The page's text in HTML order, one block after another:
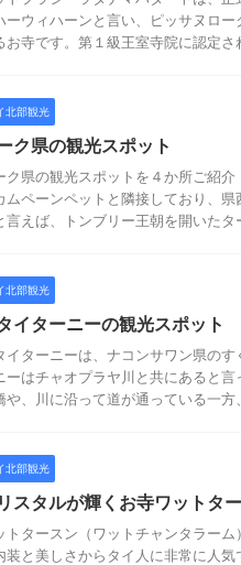
ーウィハーンと言い、ピッサヌロ
お寺です。第１級王室寺院に認定さ
北部観光
ク県の観光スポット
ク県の観光スポットを４か所ご紹
ムペーンペットと隣接しており、
言えば、トンブリー王朝を開いたタ
北部観光
イターニーの観光スポット
イターニーは、ナコンサワン県の
ーはチャオプラヤ川と共にあると
や、川に沿って道が通っている一方
北部観光
スタルが輝くお寺ワットタ
トタースン（ワットチャンタラー
装と美しさからタイ人に非常に人